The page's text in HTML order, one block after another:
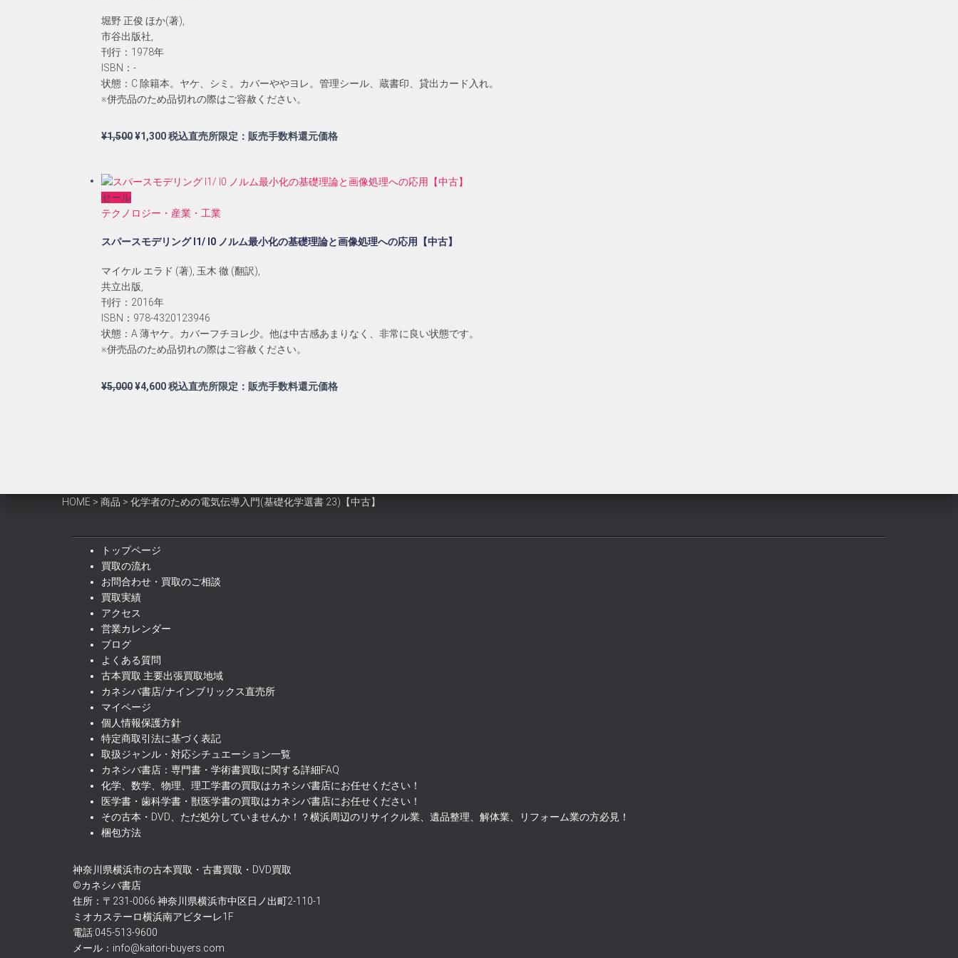
堀野 正俊 ほか(著),
市谷出版社,
刊行：1978年
ISBN：-
状態：C 除籍本。ヤケ、シミ。カバーややヨレ。管理シール、蔵書印、貸出カード入れ。
※併売品のため品切れの際はご容赦ください。
¥1,500元
格
¥1,500
し
¥1,300現
価
は
で
税込直売所限定：販売手数料還元価格
セール
テクノロジー・産業・工業
スパースモデリング l1/ l0 ノルム最小化の基礎理論と画像処理への応用【中古】
マイケル エラド (著), 玉木 徹 (翻訳),
共立出版,
刊行：2016年
ISBN：978-4320123946
状態：A 薄ヤケ。カバーフチヨレ少。他は中古感あまりなく、非常に良い状態です。
※併売品のため品切れの際はご容赦ください。
¥5,000元
し
¥4,600現
で
税込直売所限定：販売手数料還元価格
HOME > 商品 > 化学者のための電気伝導入門(基礎化学選書 23)【中古】
トップページ
買取の流れ
お問合わせ・買取のご相談
買取実績
アクセス
営業カレンダー
ブログ
よくある質問
古本買取 主要出張買取地域
カネシバ書店/ナインブリックス直売所
マイページ
個人情報保護方針
特定商取引法に基づく表記
取扱ジャンル・対応シチュエーション一覧
カネシバ書店：専門書・学術書買取に関する詳細FAQ
化学、数学、物理、理工学書の買取はカネシバ書店にお任せください！
医学書・歯科学書・獣医学書の買取はカネシバ書店にお任せください！
その古本・DVD、ただ処分していませんか！？横浜周辺のリサイクル業、遺品整理、解体業、リフォーム業の方必見！
梱包方法
神奈川県横浜市の古本買取・古書買取・DVD買取
©カネシバ書店
住所：〒231-0066 神奈川県横浜市中区日ノ出町2-110-1
ミオカステーロ横浜南アビターレ1F
電話:045-513-9600
メール：info@kaitori-buyers.com